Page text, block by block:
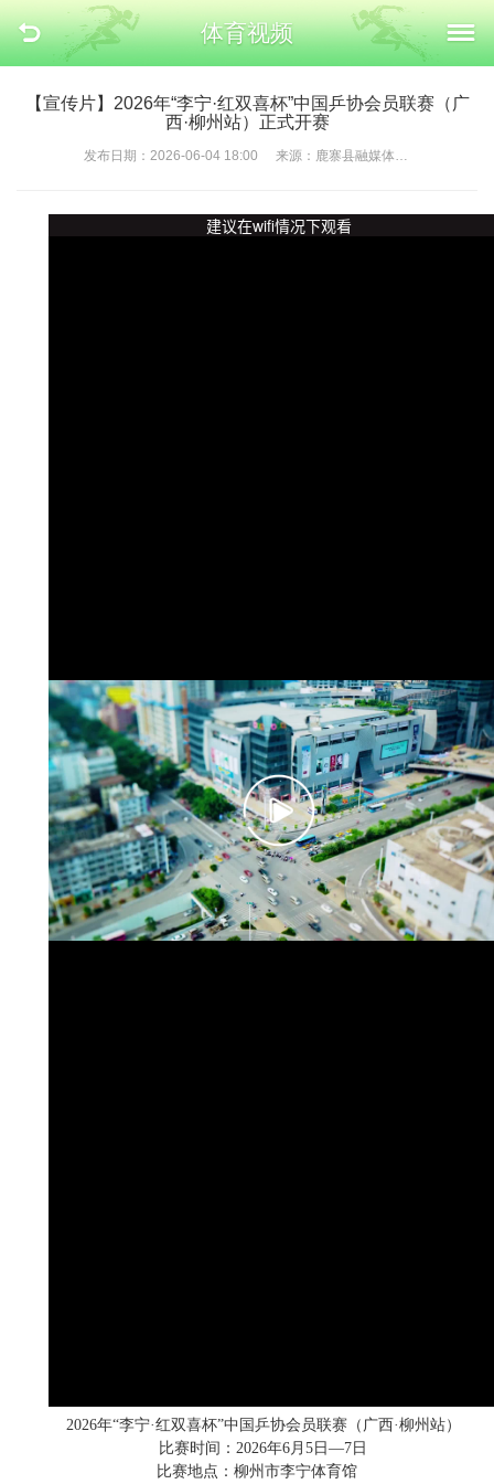
体育视频
【宣传片】2026年“李宁·红双喜杯”中国乒协会员联赛（广
西·柳州站）正式开赛
发布日期：2026-06-04 18:00
2026年“李宁·红双喜杯”中国乒协会员联赛（广西·柳州站）
比赛时间：2026年6月5日—7日
比赛地点：柳州市李宁体育馆